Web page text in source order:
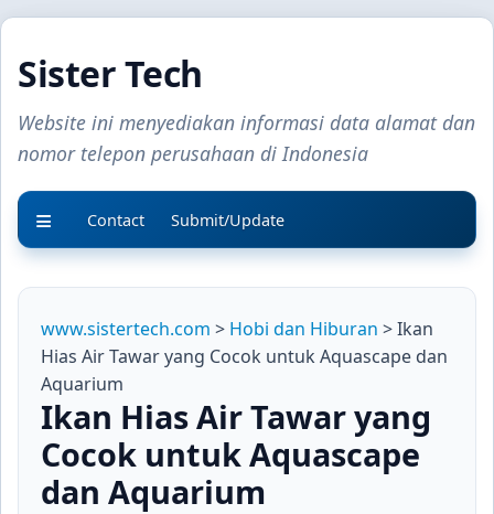
Sister Tech
Website ini menyediakan informasi data alamat dan
nomor telepon perusahaan di Indonesia
Contact Submit/Update
www.sistertech.com > Hobi dan Hiburan > Ikan
Hias Air Tawar yang Cocok untuk Aquascape dan
Aquarium
Ikan Hias Air Tawar yang
Cocok untuk Aquascape
dan Aquarium